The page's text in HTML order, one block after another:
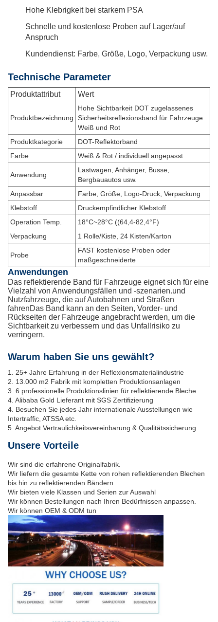
Hohe Klebrigkeit bei starkem PSA
Schnelle und kostenlose Proben auf Lager/auf
Anspruch
Kundendienst: Farbe, Größe, Logo, Verpackung usw.
Technische Parameter
Produktattribut Wert
Produktbezeichnung
Hohe Sichtbarkeit DOT zugelassenes
Sicherheitsreflexionsband für Fahrzeuge
Weiß und Rot
Produktkategorie
DOT-Reflektorband
Farbe
Weiß & Rot / individuell angepasst
Anwendung
Lastwagen, Anhänger, Busse,
Bergbauautos usw.
Anpassbar
Farbe, Größe, Logo-Druck, Verpackung
Klebstoff
Druckempfindlicher Klebstoff
Operation Temp.
18°C~28°C ((64,4-82,4°F)
Verpackung
1 Rolle/Kiste, 24 Kisten/Karton
Probe
FAST kostenlose Proben oder
maßgeschneiderte
Anwendungen
Das reflektierende Band für Fahrzeuge eignet sich für eine
Vielzahl von Anwendungsfällen und -szenarien.und
Nutzfahrzeuge, die auf Autobahnen und Straßen
fahrenDas Band kann an den Seiten, Vorder- und
Rückseiten der Fahrzeuge angebracht werden, um die
Sichtbarkeit zu verbessern und das Unfallrisiko zu
verringern.
Warum haben Sie uns gewählt?
1. 25+ Jahre Erfahrung in der Reflexionsmaterialindustrie
2. 13.000 m2 Fabrik mit kompletten Produktionsanlagen
3. 6 professionelle Produktionslinien für reflektierende Bleche
4. Alibaba Gold Lieferant mit SGS Zertifizierung
4. Besuchen Sie jedes Jahr internationale Ausstellungen wie
Intertraffic, ATSSA etc.
5. Angebot Vertraulichkeitsvereinbarung & Qualitätssicherung
Unsere Vorteile
Wir sind die erfahrene Originalfabrik.
Wir liefern die gesamte Kette von rohen reflektierenden Blechen
bis hin zu reflektierenden Bändern
Wir bieten viele Klassen und Serien zur Auswahl
Wir können Bestellungen nach Ihren Bedürfnissen anpassen.
Wir können OEM & ODM tun